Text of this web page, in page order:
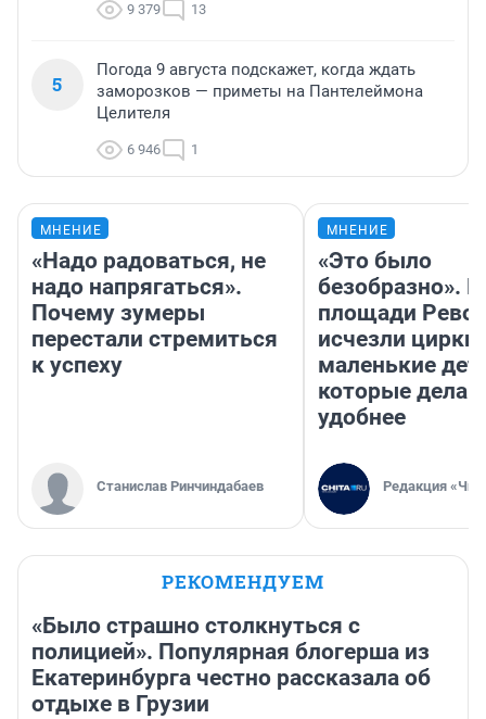
9 379 13
5
Погода 9 августа подскажет, когда ждать
заморозков — приметы на Пантелеймона
Целителя
6 946 1
МНЕНИЕ
«Надо радоваться, не
надо напрягаться».
Почему зумеры
перестали стремиться
к успеху
Станислав Ринчиндабаев
МНЕНИЕ
«Это было
безобразно».
площади
исчезли цирки
маленькие
которые
удобнее
Редакция
РЕКОМЕНДУЕМ
«Было страшно столкнуться с
полицией». Популярная блогерша из
Екатеринбурга честно рассказала об
отдыхе в Грузии